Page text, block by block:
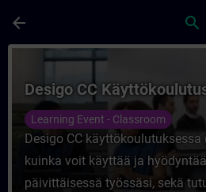
arrow_back search
Cursus - Desigo CC
Desigo CC
Learning Event - Classroom
Desigo CC
kuinka voit käyttää ja
päivittäisessä työssäsi, sekä